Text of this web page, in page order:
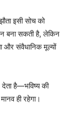
इसी सोच को
बना सकती है, लेकिन
और संवैधानिक मूल्यों
है—भविष्य की
ही रहेगा।